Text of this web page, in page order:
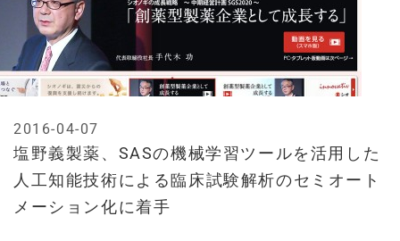
塩野義製薬、SASの機械学習ツールを活用した
人工知能技術による臨床試験解析のセミオート
メーション化に着手
2016-04-07